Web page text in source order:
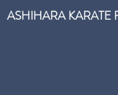
ASHIHARA KARATE